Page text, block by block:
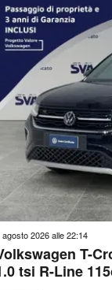
agosto 2026 alle 22:14
T-
tsi R-Line